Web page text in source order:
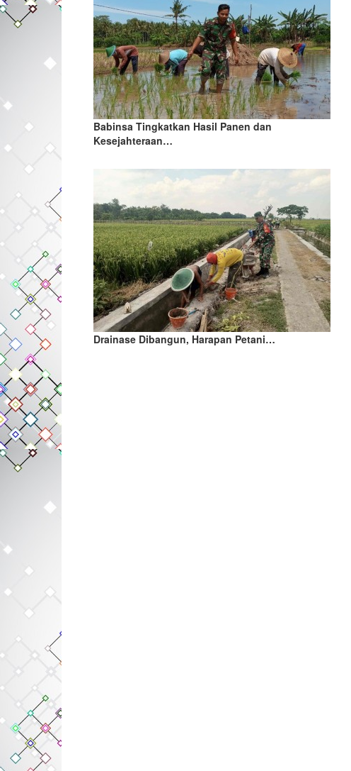
Babinsa Tingkatkan Hasil Panen dan
Kesejahteraan…
Drainase Dibangun, Harapan Petani…